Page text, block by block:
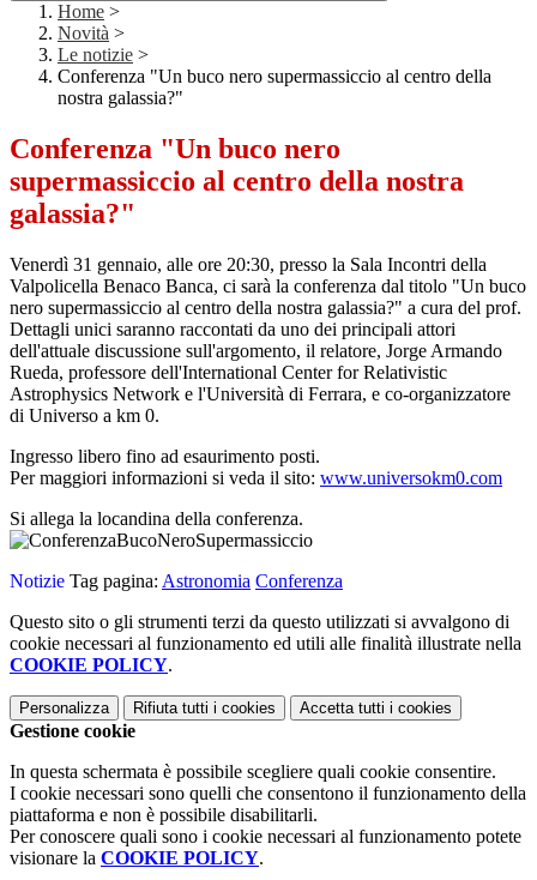
Home >
Novità >
Le notizie >
Conferenza "Un buco nero supermassiccio al centro della
nostra galassia?"
Conferenza "Un buco nero
supermassiccio al centro della nostra
galassia?"
Venerdì 31 gennaio, alle ore 20:30, presso la Sala Incontri della
Valpolicella Benaco Banca, ci sarà la conferenza dal titolo "Un buco
nero supermassiccio al centro della nostra galassia?" a cura del prof.
Dettagli unici saranno raccontati da uno dei principali attori
dell'attuale discussione sull'argomento, il relatore, Jorge Armando
Rueda, professore dell'International Center for Relativistic
Astrophysics Network e l'Università di Ferrara, e co-organizzatore
di Universo a km 0.
Ingresso libero fino ad esaurimento posti.
Per maggiori informazioni si veda il sito: www.universokm0.com
Si allega la locandina della conferenza.
Notizie Tag pagina: Astronomia Conferenza
Questo sito o gli strumenti terzi da questo utilizzati si avvalgono di
cookie necessari al funzionamento ed utili alle finalità illustrate nella
COOKIE POLICY.
Personalizza Rifiuta tutti i cookies Accetta tutti i cookies
Gestione cookie
In questa schermata è possibile scegliere quali cookie consentire.
I cookie necessari sono quelli che consentono il funzionamento della
piattaforma e non è possibile disabilitarli.
Per conoscere quali sono i cookie necessari al funzionamento potete
visionare la COOKIE POLICY.